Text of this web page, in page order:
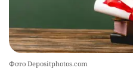
Фото Depositphotos.com